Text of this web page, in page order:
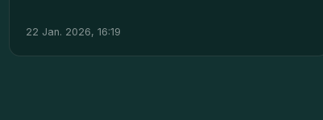
22 Jan. 2026, 16:19